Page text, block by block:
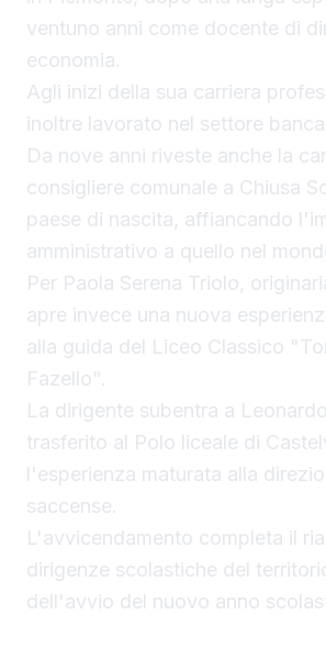
ventuno anni come docente di
economia.
Agli inizi della sua carriera
inoltre lavorato nel settore
Da nove anni riveste anche la
consigliere comunale a Chiusa
paese di nascita, affiancando
amministrativo a quello nel
Per Paola Serena Triolo,
apre invece una nuova
alla guida del Liceo Classico
Fazello".
La dirigente subentra a
trasferito al Polo liceale di
l'esperienza maturata alla
saccense.
L'avvicendamento completa il
dirigenze scolastiche del
dell'avvio del nuovo anno